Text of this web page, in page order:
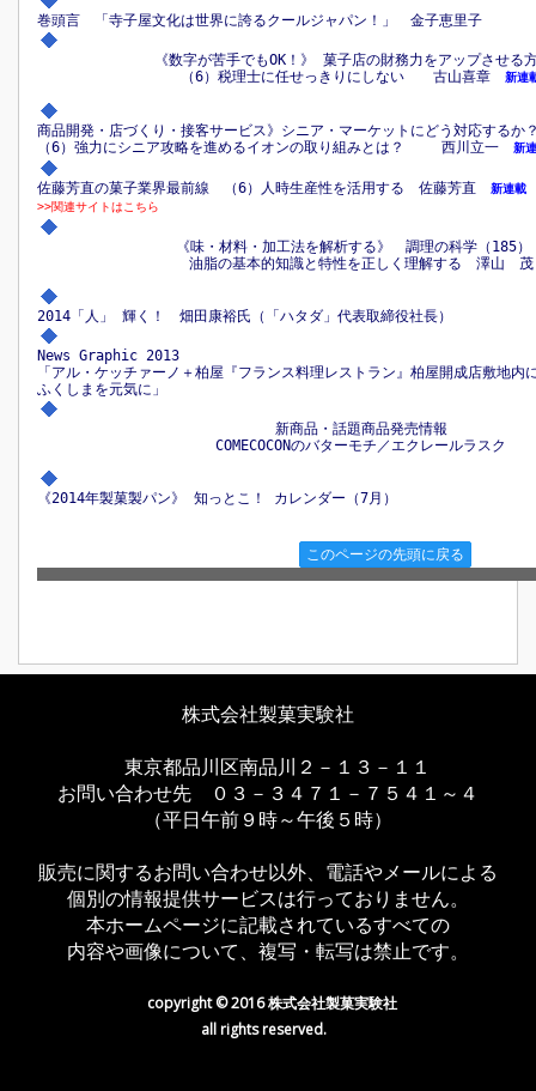
巻頭言 「寺子屋文化は世界に誇るクールジャパン！」 金子恵里子
《数字が苦手でもOK！》 菓子店の財務力をアップさせ
（6）税理士に任せっきりにしない 古山喜章
新連
商品開発・店づくり・接客サービス》シニア・マーケットにどう対応する
（6）強力にシニア攻略を進めるイオンの取り組みとは？ 西川立一
新
佐藤芳直の菓子業界最前線 （6）人時生産性を活用する 佐藤芳直
新連載
>>関連サイトはこちら
《味・材料・加工法を解析する》 調理の科学（185
油脂の基本的知識と特性を正しく理解する 澤山 茂
2014「人」 輝く！ 畑田康裕氏（「ハタダ」代表取締役社長）
News Graphic 2013
「アル・ケッチァーノ＋柏屋『フランス料理レストラン』柏屋開成店敷地
ふくしまを元気に」
新商品・話題商品発売情報
COMECOCONのバターモチ／エクレールラスク
《2014年製菓製パン》 知っとこ！ カレンダー（7月）
このページの先頭に戻る
株式会社製菓実験社
東京都品川区南品川２－１３－１１
お問い合わせ先 ０３－３４７１－７５４１～４
（平日午前９時～午後５時）
販売に関するお問い合わせ以外、電話やメールによる
個別の情報提供サービスは行っておりません。
本ホームページに記載されているすべての
内容や画像について、複写・転写は禁止です。
copyright © 2016 株式会社製菓実験社
all rights reserved.